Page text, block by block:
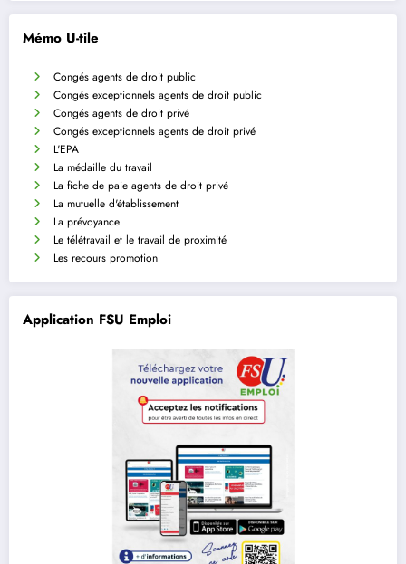
Mémo U-tile
Congés agents de droit public
Congés exceptionnels agents de droit public
Congés agents de droit privé
Congés exceptionnels agents de droit privé
L'EPA
La médaille du travail
La fiche de paie agents de droit privé
La mutuelle d'établissement
La prévoyance
Le télétravail et le travail de proximité
Les recours promotion
Application FSU Emploi